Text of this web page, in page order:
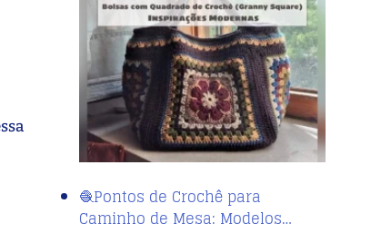
🧶Pontos de Crochê para
Caminho de Mesa: Modelos…